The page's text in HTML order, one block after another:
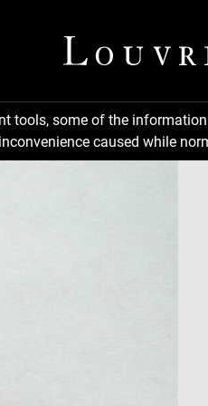
tools, some of the
caused while